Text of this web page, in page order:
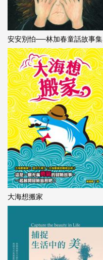
安安別怕──林加春童話故事集
大海想搬家